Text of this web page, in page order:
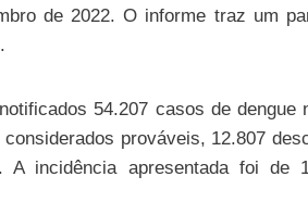
de 2022. O informe traz um
54.207 casos de
prováveis, 12.807
A incidência apresentada foi de